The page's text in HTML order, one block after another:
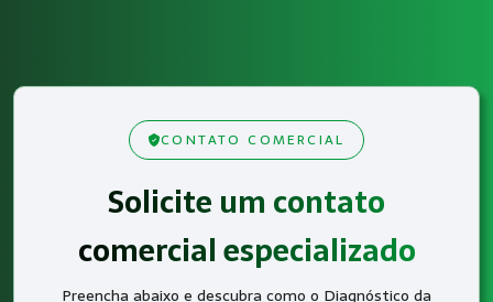
CONTATO COMERCIAL
Solicite um contato
comercial especializado
Preencha abaixo e descubra como o Diagnóstico da